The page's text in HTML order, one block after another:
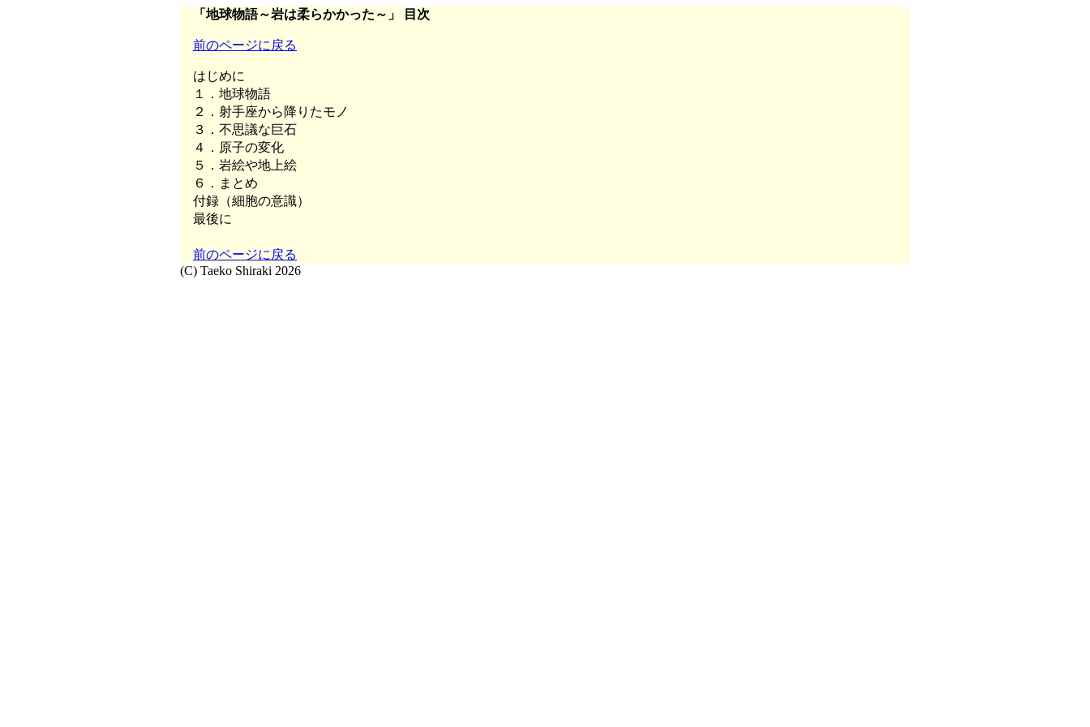
「地球物語～岩は柔らかかった～」 目次
前のページに戻る
はじめに
１．地球物語
２．射手座から降りたモノ
３．不思議な巨石
４．原子の変化
５．岩絵や地上絵
６．まとめ
付録（細胞の意識）
最後に
前のページに戻る
(C) Taeko Shiraki 2026